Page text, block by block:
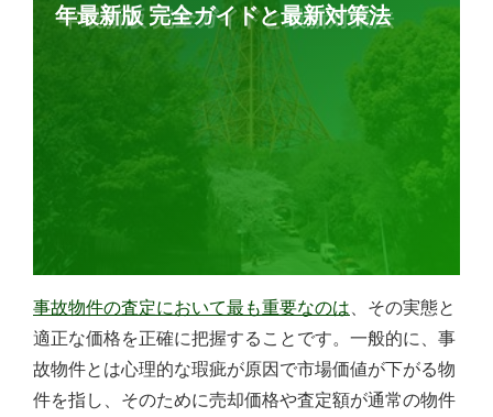
年最新版 完全ガイドと最新対策法
事故物件の査定において最も重要なのは 、その実態と
適正な価格を正確に把握することです。一般的に、事
故物件とは心理的な瑕疵が原因で市場価値が下がる物
件を指し、そのために売却価格や査定額が通常の物件